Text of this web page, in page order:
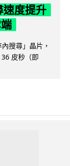
速度提升
搜尋」晶片，
皮秒（即